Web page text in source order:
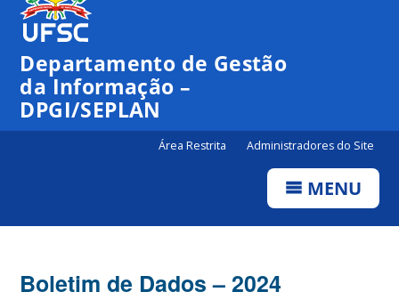
Canais
Departamento de Gestão
da Informação –
DPGI/SEPLAN
Área Restrita Administradores do Site
MENU
Boletim de Dados – 2024